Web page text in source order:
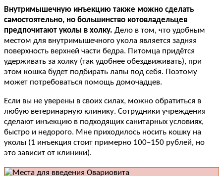
Внутримышечную инъекцию также можно сделать
самостоятельно, но большинство котовладельцев
предпочитают уколы в холку. Дело в том, что удобным
местом для внутримышечного укола является задняя
поверхность верхней части бедра. Питомца придётся
удерживать за холку (так удобнее обездвиживать), при
этом кошка будет подбирать лапы под себя. Поэтому
может потребоваться помощь домочадцев.
Если вы не уверены в своих силах, можно обратиться в
любую ветеринарную клинику. Сотрудники учреждения
сделают инъекцию в подходящих санитарных условиях,
быстро и недорого. Мне приходилось носить кошку на
уколы (1 инъекция стоит примерно 100–150 рублей, но
это зависит от клиники).